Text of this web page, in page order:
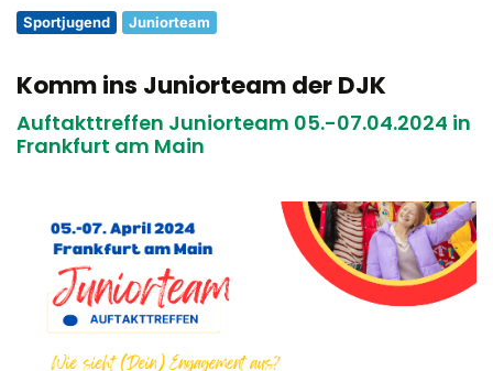
Sportjugend Juniorteam
Komm ins Juniorteam der DJK
Auftakttreffen Juniorteam 05.-07.04.2024 in
Frankfurt am Main
Aus- und Fortbildungen
Kontakt
Bundessportfest '26